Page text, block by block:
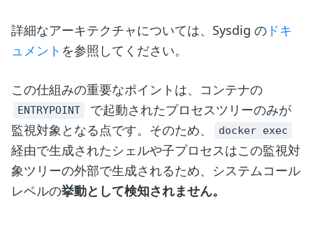
詳細なアーキテクチャについては、Sysdig の ドキ
ュメント を参照してください。
この仕組みの重要なポイントは、コンテナの
ENTRYPOINT
で起動されたプロセスツリーのみが
監視対象となる点です。そのため、
docker exec
経由で生成されたシェルや子プロセスはこの監視対
象ツリーの外部で生成されるため、システムコール
レベルの挙動として検知されません。